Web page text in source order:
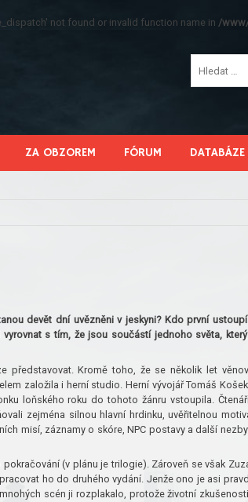
not found or invalid function name in /
ZA OBZOREM FÓRUM DATABÁZE
devět dní uvězněni v jeskyni? Kdo první
s tím, že jsou součástí jednoho světa,
představovat. Kromě toho, že se několik let
založila i herní studio. Herní vývojář Tomáš
loňského roku do tohoto žánru vstoupila.
zejména silnou hlavní hrdinku, uvěřitelnou
misí, záznamy o skóre, NPC postavy a další
(v plánu je trilogie). Zároveň se však
ho do druhého vydání. Jenže ono je asi
scén ji rozplakalo, protože životní